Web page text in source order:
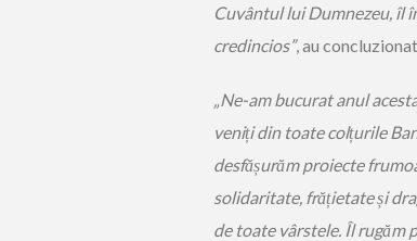
Cuvântul lui Dumnezeu, îl
credincios”, au
„Ne-am bucurat anul
veniți din toate colțurile
desfășurăm proiecte
solidaritate, frățietate și
de toate vârstele. Îl rugăm